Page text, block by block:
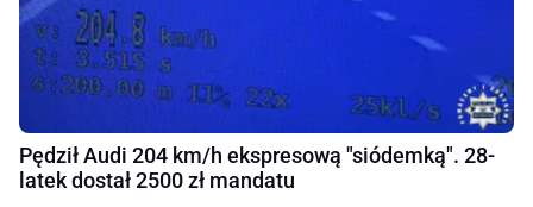
Pędził Audi 204 km/h ekspresową "siódemką". 28-
latek dostał 2500 zł mandatu